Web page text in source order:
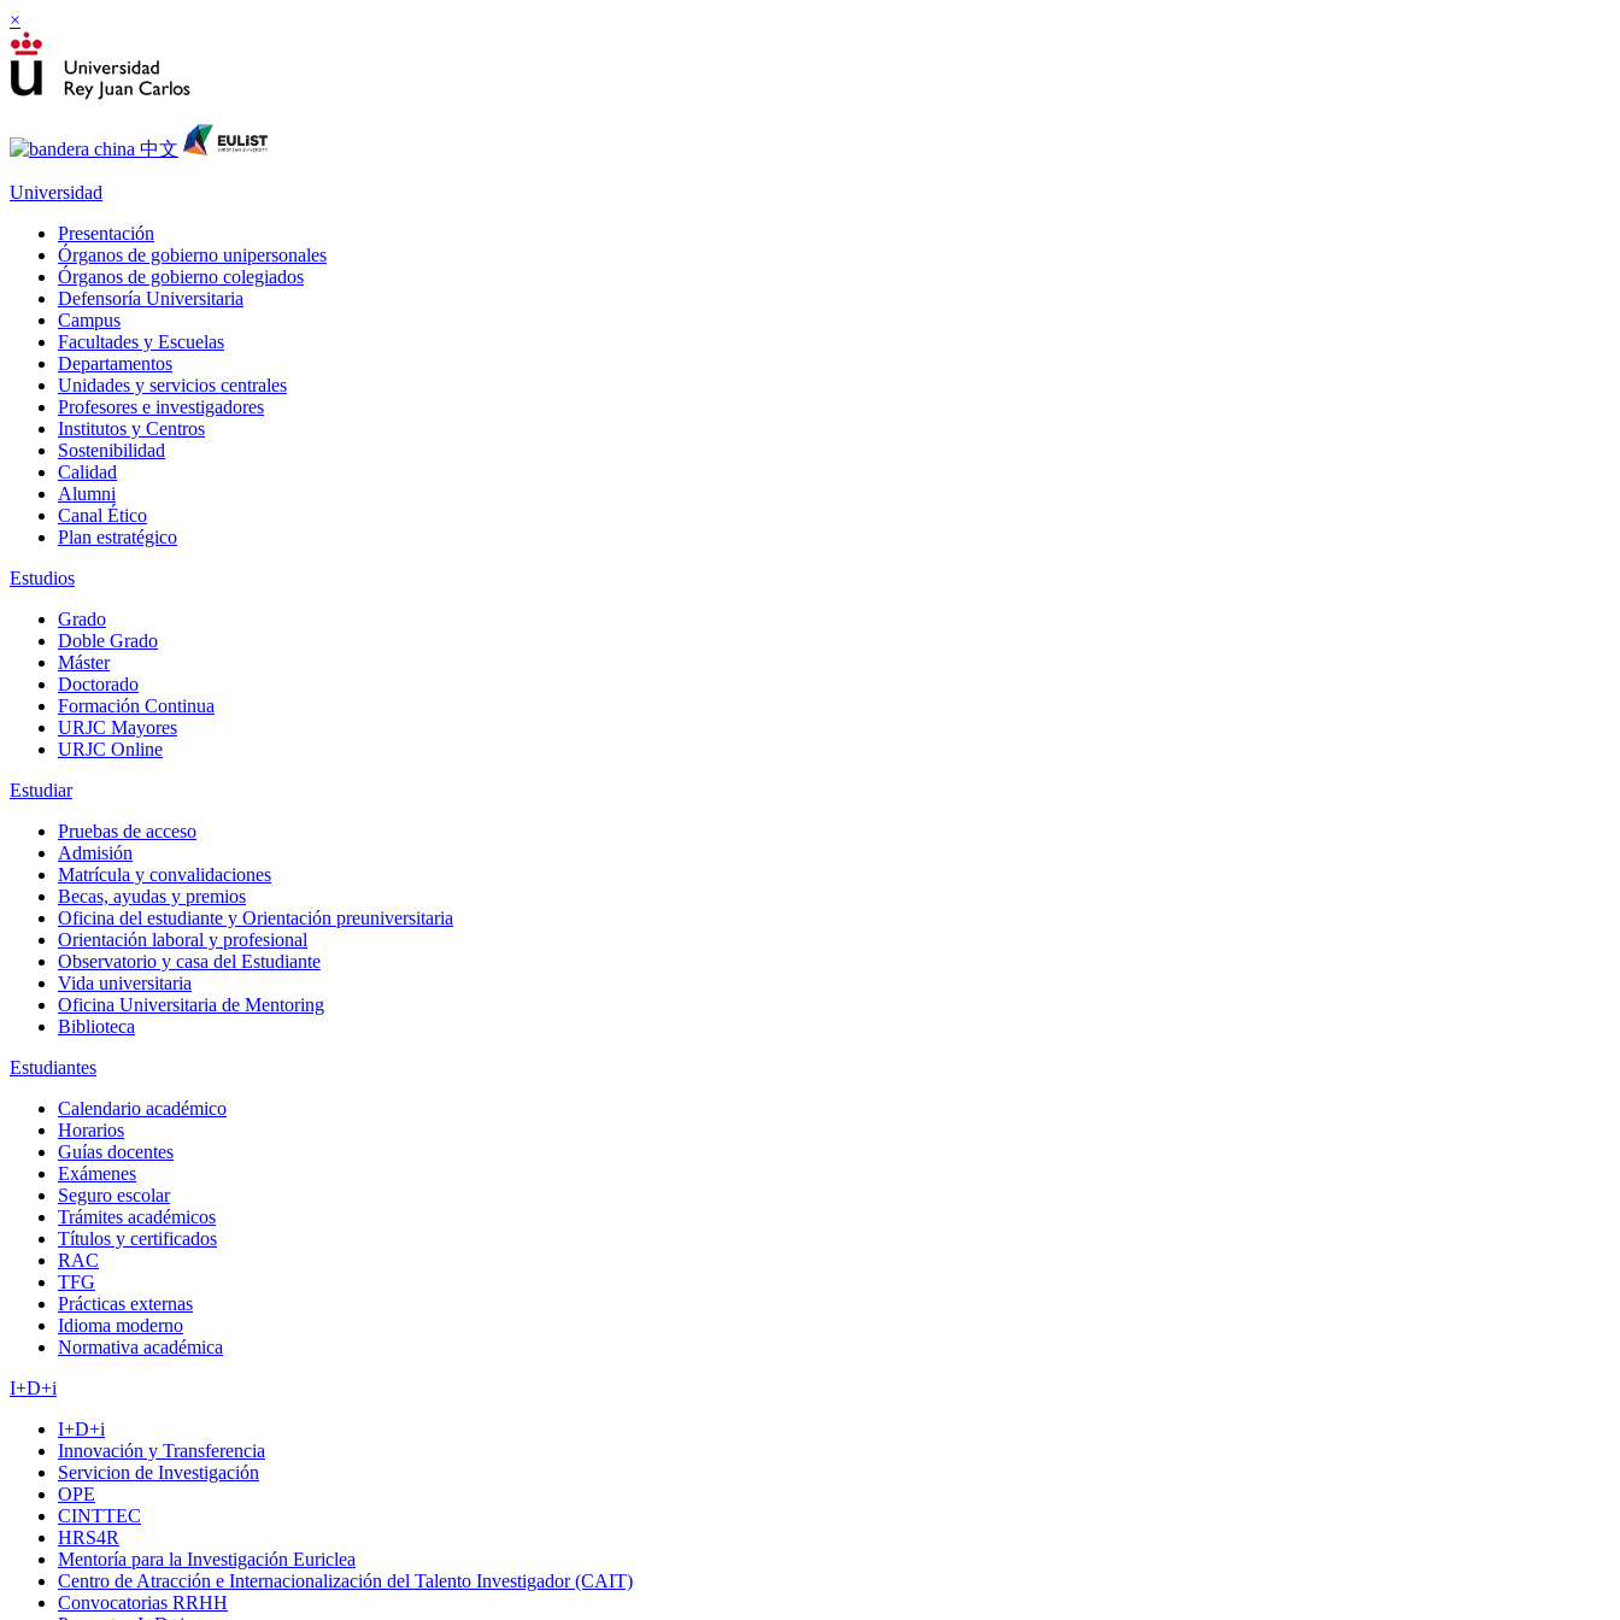
×
Universidad
Presentación
Órganos de gobierno unipersonales
Órganos de gobierno colegiados
Defensoría Universitaria
Campus
Facultades y Escuelas
Departamentos
Unidades y servicios centrales
Profesores e investigadores
Institutos y Centros
Sostenibilidad
Calidad
Alumni
Canal Ético
Plan estratégico
Estudios
Grado
Doble Grado
Máster
Doctorado
Formación Continua
URJC Mayores
URJC Online
Estudiar
Pruebas de acceso
Admisión
Matrícula y convalidaciones
Becas, ayudas y premios
Oficina del estudiante y Orientación preuniversitaria
Orientación laboral y profesional
Observatorio y casa del Estudiante
Vida universitaria
Oficina Universitaria de Mentoring
Biblioteca
Estudiantes
Calendario académico
Horarios
Guías docentes
Exámenes
Seguro escolar
Trámites académicos
Títulos y certificados
RAC
TFG
Prácticas externas
Idioma moderno
Normativa académica
I+D+i
I+D+i
Innovación y Transferencia
Servicion de Investigación
OPE
CINTTEC
HRS4R
Mentoría para la Investigación Euriclea
Centro de Atracción e Internacionalización del Talento Investigador (CAIT)
Convocatorias RRHH